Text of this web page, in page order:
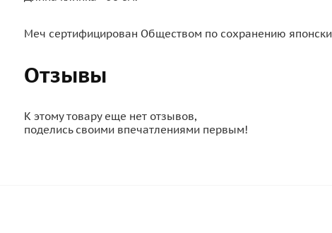
Меч сертифицирован Обществом по сохранению
Отзывы
К этому товару еще нет отзывов,
поделись своими впечатлениями первым!